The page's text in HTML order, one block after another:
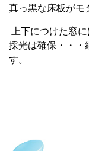
真っ黒な床板がモ
上下につけた窓
採光は確保・・・
す。